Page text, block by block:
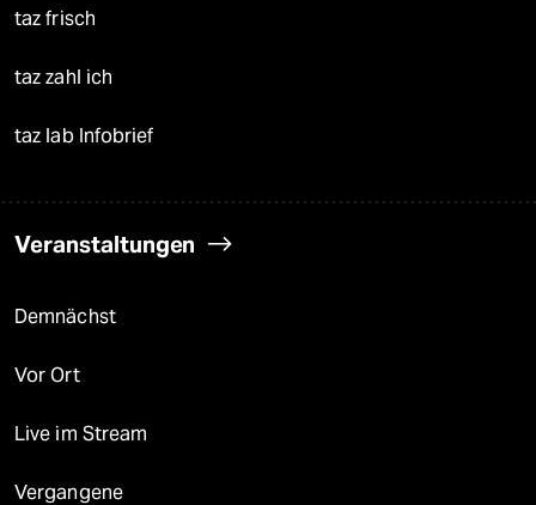
taz frisch
taz zahl ich
taz lab Infobrief
Veranstaltungen
Demnächst
Vor Ort
Live im Stream
Vergangene